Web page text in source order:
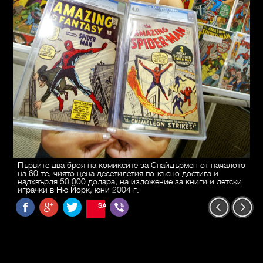
Първите два броя на комиксите за Спайдърмен от началото
на 60-те, чиято цена десетилетия по-късно достига и
надхвърля 50 000 долара, на изложение за книги и детски
играчки в Ню Йорк, юни 2004 г.
SAVE